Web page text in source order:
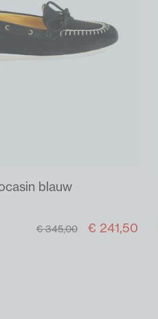
blauw
€ 345,00 € 241,50